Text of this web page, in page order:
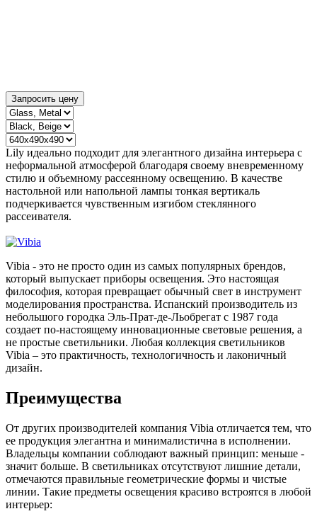
Запросить цену
Lily идеально подходит для элегантного дизайна интерьера с
неформальной атмосферой благодаря своему вневременному
стилю и объемному рассеянному освещению. В качестве
настольной или напольной лампы тонкая вертикаль
подчеркивается чувственным изгибом стеклянного
рассеивателя.
Vibia - это не просто один из самых популярных брендов,
который выпускает приборы освещения. Это настоящая
философия, которая превращает обычный свет в инструмент
моделирования пространства. Испанский производитель из
небольшого городка Эль-Прат-де-Льобрегат с 1987 года
создает по-настоящему инновационные световые решения, а
не простые светильники. Любая коллекция светильников
Vibia – это практичность, технологичность и лаконичный
дизайн.
Преимущества
От других производителей компания Vibia отличается тем, что
ее продукция элегантна и минималистична в исполнении.
Владельцы компании соблюдают важный принцип: меньше -
значит больше. В светильниках отсутствуют лишние детали,
отмечаются правильные геометрические формы и чистые
линии. Такие предметы освещения красиво встроятся в любой
интерьер: